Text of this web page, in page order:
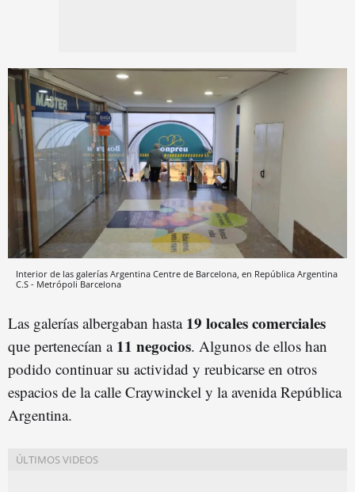
Interior de las galerías Argentina Centre de Barcelona, en República Argentina
C.S - Metrópoli Barcelona
Las galerías albergaban hasta 19 locales comerciales
que pertenecían a 11 negocios. Algunos de ellos han
podido continuar su actividad y reubicarse en otros
espacios de la calle Craywinckel y la avenida República
Argentina.